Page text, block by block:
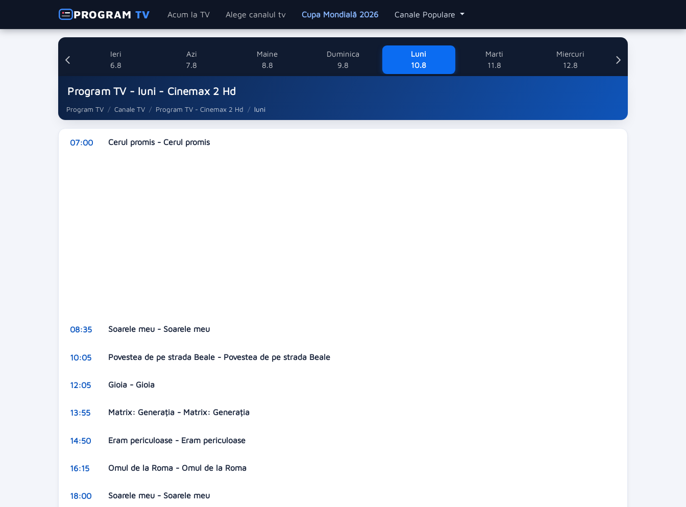
PROGRAMTV Acum la TV Alege canalul tv Cupa Mondială 2026 Canale Populare
Ieri
6.8
Azi
7.8
Maine
8.8
Duminica
9.8
Luni
10.8
Marti
11.8
Miercuri
12.8
Program TV - luni - Cinemax 2 Hd
Program TV Canale TV Program TV - Cinemax 2 Hd luni
07:00 Cerul promis - Cerul promis
08:35 Soarele meu - Soarele meu
10:05 Povestea de pe strada Beale - Povestea de pe strada Beale
12:05 Gioia - Gioia
13:55 Matrix: Generația - Matrix: Generația
14:50 Eram periculoase - Eram periculoase
16:15 Omul de la Roma - Omul de la Roma
18:00 Soarele meu - Soarele meu